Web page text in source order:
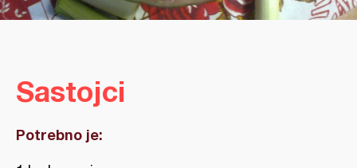
Sastojci
Potrebno je: